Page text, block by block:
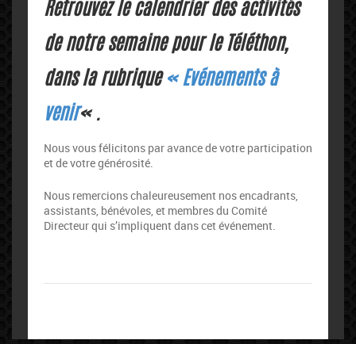
Retrouvez le calendrier des activités
de notre semaine pour le Téléthon,
dans la rubrique « Evénements à
venir« .
Nous vous félicitons par avance de votre participation
et de votre générosité.
Nous remercions chaleureusement nos encadrants,
assistants, bénévoles, et membres du Comité
Directeur qui s’impliquent dans cet événement.